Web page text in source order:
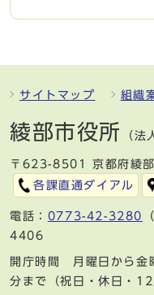
サイトマップ 組織
綾部市役所 （
〒623-8501 京都府綾
各課直通ダイアル
電話： 0773-42-3280
4406
開庁時間 月曜日から金
分まで（祝日・休日・